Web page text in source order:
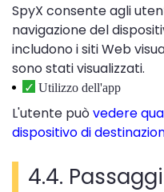
SpyX consente agli
navigazione del
includono i siti Web
sono stati visualizzati.
Utilizzo dell'app
L'utente puòvedere
dispositivo di
4.4.